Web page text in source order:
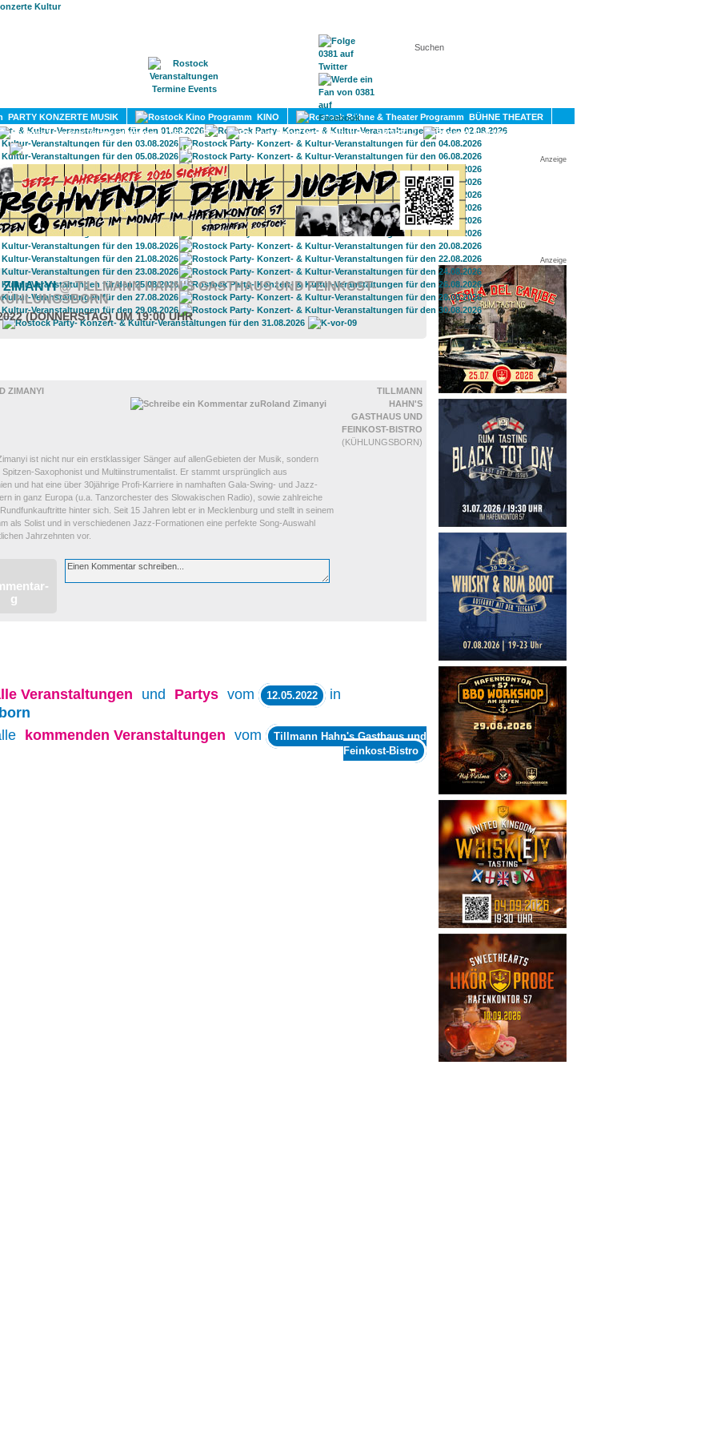
KONTAKT
PARTY KONZERTE MUSIK KINO
BÜHNE THEATER
LITERATUR
SPORT
UMLAND
Anzeige
Anzeige
ZIMANYI@ TILLMANN HAHN'S GASTHAUS UND FEINKOST-
(DONNERSTAG) UM 19:00 UHR
ZIMANYI
TILLMANN
HAHN'S
GASTHAUS UND
FEINKOST-BISTRO
(KÜHLUNGSBORN)
ist nicht nur ein erstklassiger Sänger auf allenGebieten der Musik, sondern
Spitzen-Saxophonist und Multiinstrumentalist. Er stammt ursprünglich aus
und hat eine über 30jährige Profi-Karriere in namhaften Gala-Swing- und Jazz-
in ganz Europa (u.a. Tanzorchester des Slowakischen Radio), sowie zahlreiche
hinter sich. Seit 15 Jahren lebt er in Mecklenburg und stellt in seinem
als Solist und in verschiedenen Jazz-Formationen eine perfekte Song-Auswahl
Jahrzehnten vor.
Veranstaltungen und Partys vom 12.05.2022
in
kommenden Veranstaltungen vom
Tillmann Hahn's Gasthaus und
Feinkost-Bistro